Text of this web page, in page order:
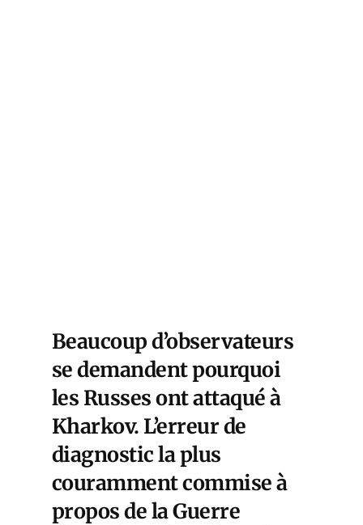
Beaucoup d’observateurs
se demandent pourquoi
les Russes ont attaqué à
Kharkov. L’erreur de
diagnostic la plus
couramment commise à
propos de la Guerre